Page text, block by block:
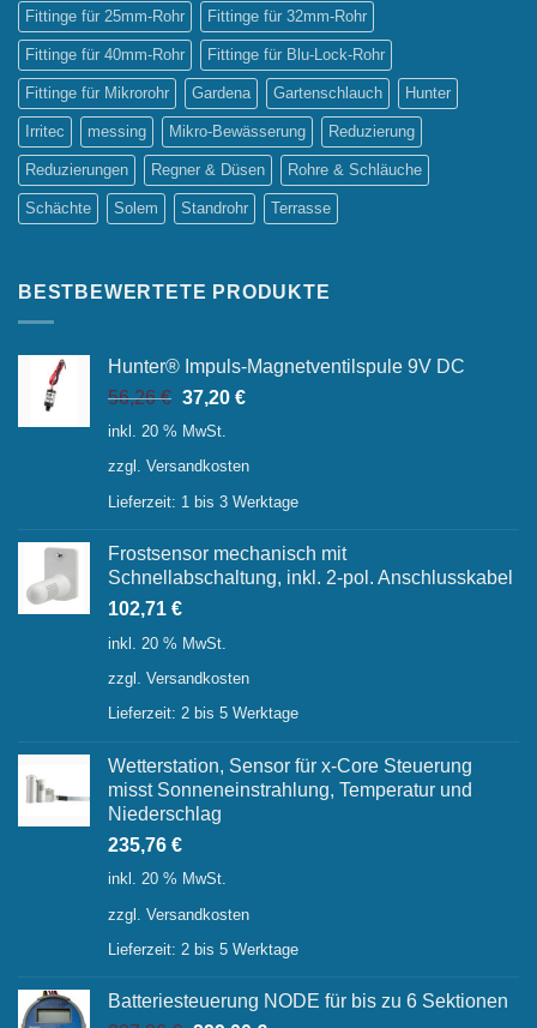
Fittinge für 25mm-Rohr Fittinge für 32mm-Rohr
Fittinge für 40mm-Rohr Fittinge für Blu-Lock-Rohr
Fittinge für Mikrorohr Gardena Gartenschlauch Hunter
Irritec messing Mikro-Bewässerung Reduzierung
Reduzierungen Regner & Düsen Rohre & Schläuche
Schächte Solem Standrohr Terrasse
BESTBEWERTETE PRODUKTE
Hunter® Impuls-Magnetventilspule 9V DC
56,26€ Ursprünglicher
Preis
56,26 €
37,20 €Aktueller
37,20 €.
inkl. 20 % MwSt.
zzgl. Versandkosten
Lieferzeit: 1 bis 3 Werktage
Frostsensor mechanisch mit
Schnellabschaltung, inkl. 2-pol. Anschlusskabel
102,71 €
inkl. 20 % MwSt.
zzgl. Versandkosten
Lieferzeit: 2 bis 5 Werktage
Wetterstation, Sensor für x-Core Steuerung
misst Sonneneinstrahlung, Temperatur und
Niederschlag
235,76 €
inkl. 20 % MwSt.
zzgl. Versandkosten
Lieferzeit: 2 bis 5 Werktage
Batteriesteuerung NODE für bis zu 6 Sektionen